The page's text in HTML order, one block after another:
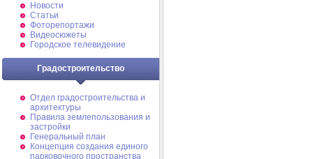
Новости
Статьи
Фоторепортажи
Видеосюжеты
Городское телевидение
Градостроительство
Отдел градостроительства и
архитектуры
Правила землепользования и
застройки
Генеральный план
Концепция создания единого
парковочного пространства